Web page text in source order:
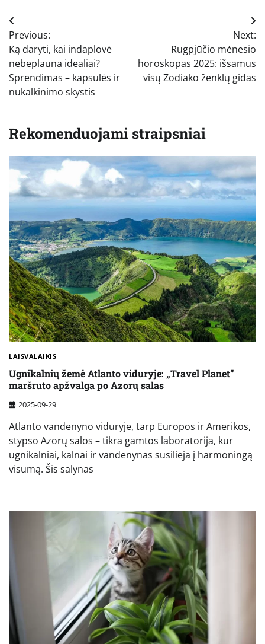
Navigacija
tarp
įrašų
Previous:
Ką daryti, kai indaplovė
nebeplauna idealiai?
Sprendimas – kapsulės ir
nukalkinimo skystis
Next:
Rugpjūčio mėnesio
horoskopas 2025: išsamus
visų Zodiako ženklų gidas
Rekomenduojami straipsniai
LAISVALAIKIS
Ugnikalnių žemė Atlanto viduryje: „Travel Planet”
maršruto apžvalga po Azorų salas
2025-09-29
Atlanto vandenyno viduryje, tarp Europos ir Amerikos,
stypso Azorų salos – tikra gamtos laboratorija, kur
ugnikalniai, kalnai ir vandenynas susilieja į harmoningą
visumą. Šis salynas